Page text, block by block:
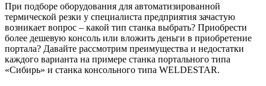
При подборе оборудования для автоматизированной
термической резки у специалиста предприятия зачастую
возникает вопрос – какой тип станка выбрать? Приобрести
более дешевую консоль или вложить деньги в приобретение
портала? Давайте рассмотрим преимущества и недостатки
каждого варианта на примере станка портального типа
«Сибирь» и станка консольного типа WELDESTAR.